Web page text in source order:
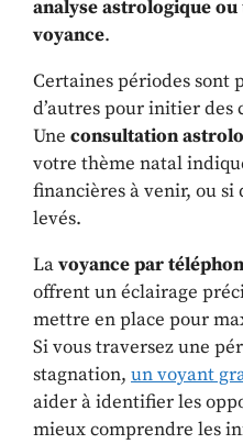
analyse astrologique
voyance.
Certaines périodes sont
d’autres pour initier des
Une consultation
votre thème natal
financières à venir, ou si
levés.
Lavoyance par
offrent un éclairage
mettre en place pour
Si vous traversez une
stagnation, un voyant
aider à identifier les
mieux comprendre les